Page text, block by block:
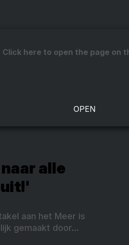
Click here to open the page on
alle
aan het Meer is
gemaakt door...